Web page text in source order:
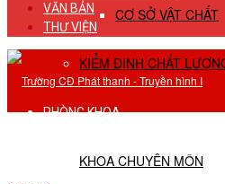
CƠ SỞ VẬT CHẤT
KIỂM ĐỊNH CHẤT
PHÒNG KHOA
KHOA CHUYÊN MÔN
VĂN BẢN
THƯ VIỆN